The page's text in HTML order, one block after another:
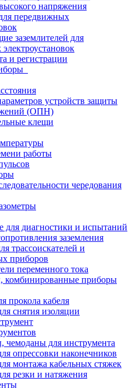
напряжения
передвижных
заземлителей для
и регистрации
устройств защиты
(ОПН)
клещи
работы
чередования
для диагностики и испытаний
заземления
трассоискателей и
приборов
переменного тока
комбинированные приборы
прокола кабеля
снятия изоляции
чемоданы для инструмента
опрессовки наконечников
монтажа кабельных стяжек
резки и натяжения